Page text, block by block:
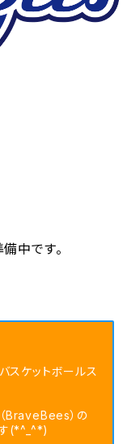
中です。
スケットボールス
BraveBees）の
(*^_^*)